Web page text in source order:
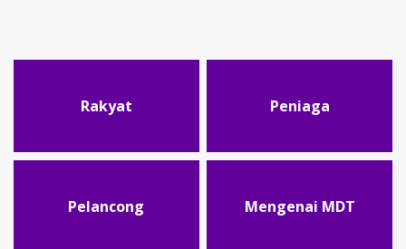
Rakyat Peniaga
Pelancong Mengenai MDT